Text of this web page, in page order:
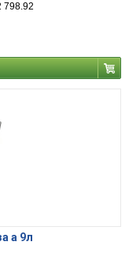
798.92
а 9л